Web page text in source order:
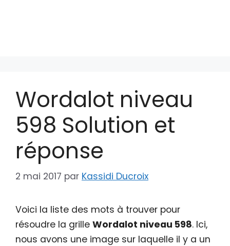
Wordalot niveau
598 Solution et
réponse
2 mai 2017 par Kassidi Ducroix
Voici la liste des mots à trouver pour
résoudre la grille Wordalot niveau 598. Ici,
nous avons une image sur laquelle il y a un